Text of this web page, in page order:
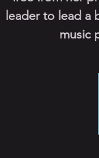
leader to lead a
music